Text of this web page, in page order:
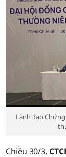
Lãnh đạo
Chiều 30/3,